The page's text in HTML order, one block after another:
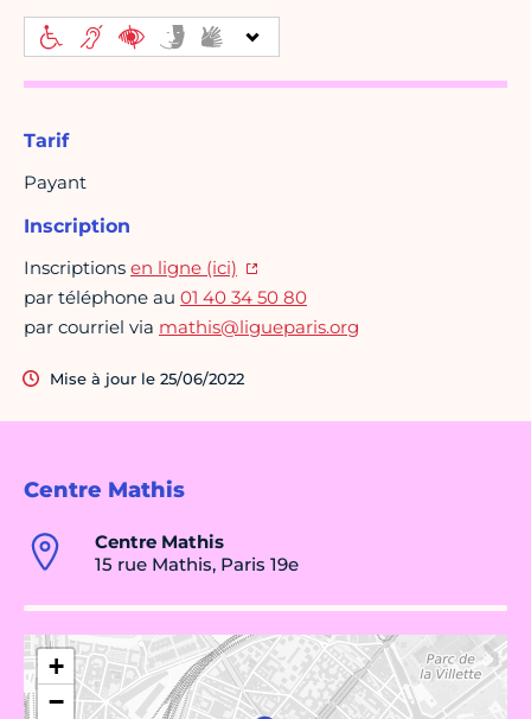
Centre Mathis
Centre Mathis
15 rue Mathis, Paris 19e
+
−
Tarif
Payant
Inscription
Inscriptions en ligne (ici)
par téléphone au 01 40 34 50 80
par courriel via mathis@ligueparis.org
Mise à jour le 25/06/2022